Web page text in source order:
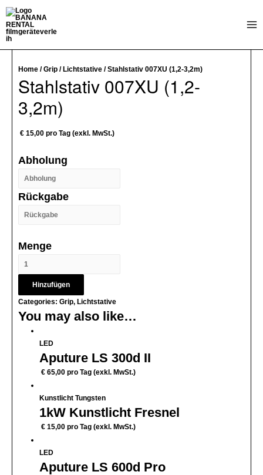
Zum
Inhalt
springen
Home /Grip / Lichtstative / Stahlstativ 007XU (1,2-3,2m)
Stahlstativ 007XU (1,2-
3,2m)
€ 15,00 pro Tag (exkl. MwSt.)
Abholung
Rückgabe
Menge
Hinzufügen
Categories: Grip, Lichtstative
You may also like…
LED
Aputure LS 300d II
€ 65,00 pro Tag (exkl. MwSt.)
Kunstlicht Tungsten
1kW Kunstlicht Fresnel
€ 15,00 pro Tag (exkl. MwSt.)
LED
Aputure LS 600d Pro